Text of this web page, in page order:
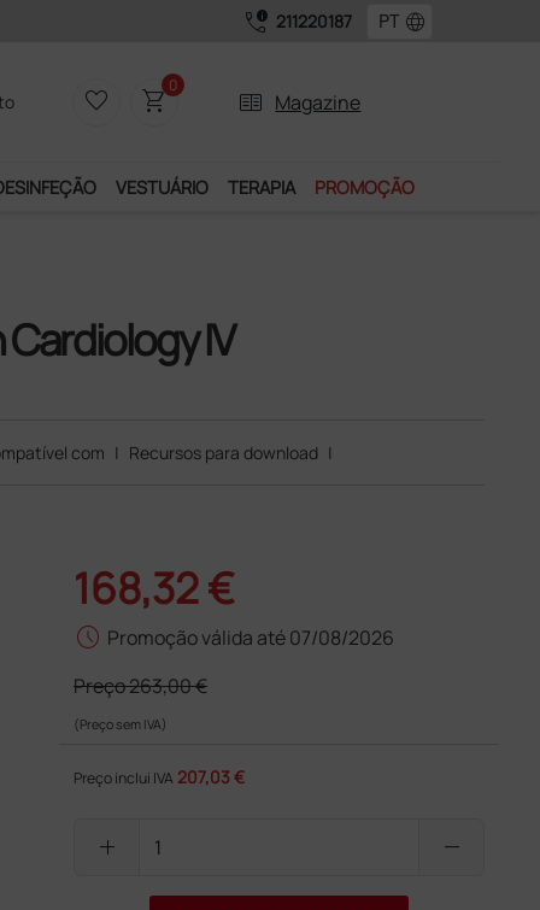
call_quality 211220187 language
favorite_border shopping_cart0
two_pager Magazine
VESTUÁRIO TERAPIA PROMOÇÃO
IV
com | Recursos para download |
168,32 €
schedule Promoção válida até 07/08/2026
Preço263,00 €
(Preço sem IVA)
Preço inclui IVA 207,03 €
add remove